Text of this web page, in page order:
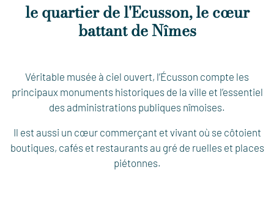
le quartier de l'Ecusson, le cœur
battant de Nîmes
Véritable musée à ciel ouvert, l’Écusson compte les
principaux monuments historiques de la ville et l’essentiel
des administrations publiques nîmoises.
Il est aussi un cœur commerçant et vivant où se côtoient
boutiques, cafés et restaurants au gré de ruelles et places
piétonnes.